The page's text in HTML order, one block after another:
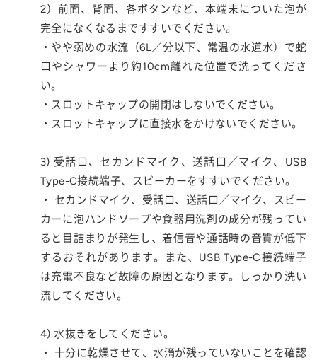
2）前面、背面、各ボタンなど、本端末についた泡が
完全になくなるまですすいでください。
・やや弱めの水流（6L／分以下、常温の水道水）で蛇
口やシャワーより約10cm離れた位置で洗ってくださ
い。
・スロットキャップの開閉はしないでください。
・スロットキャップに直接水をかけないでください。
3) 受話口、セカンドマイク、送話口／マイク、USB
Type-C接続端子、スピーカーをすすいでください。
・ セカンドマイク、受話口、送話口／マイク、スピー
カーに泡ハンドソープや食器用洗剤の成分が残ってい
ると目詰まりが発生し、着信音や通話時の音質が低下
するおそれがあります。また、USB Type-C接続端子
は充電不良など故障の原因となります。しっかり洗い
流してください。
4) 水抜きをしてください。
・ 十分に乾燥させて、水滴が残っていないことを確認